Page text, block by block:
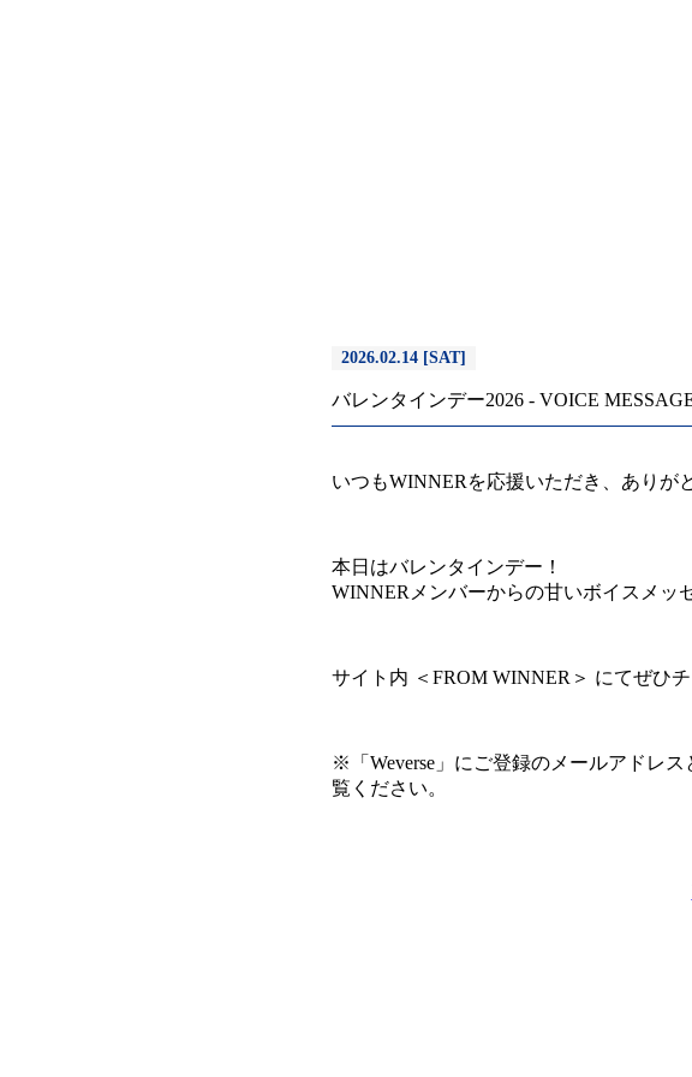
2026.02.14 [SAT]
バレンタインデー2026 - VOICE
いつもWINNERを応援いただき、ありが
本日はバレンタインデー！
WINNERメンバーからの甘いボイスメッ
サイト内 ＜FROM WINNER＞ にてぜひ
※「Weverse」にご登録のメールアドレ
覧ください。